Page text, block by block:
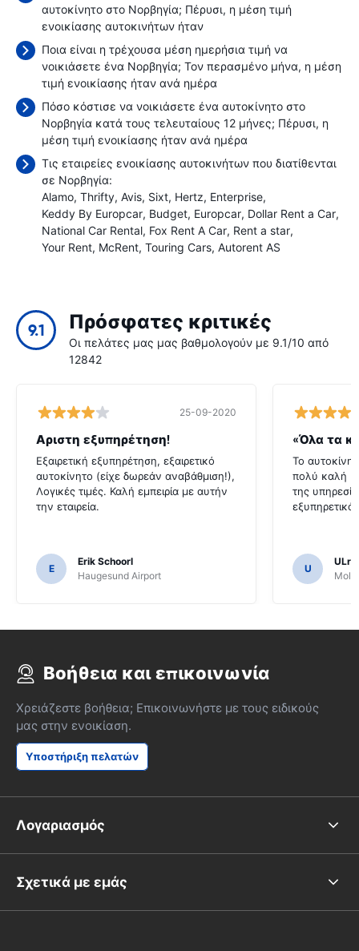
αυτοκίνητο στο Νορβηγία; Πέρυσι, η μέση τιμή
ενοικίασης αυτοκινήτων ήταν
Ποια είναι η τρέχουσα μέση ημερήσια τιμή να
νοικιάσετε ένα Νορβηγία; Τον περασμένο μήνα, η μέση
τιμή ενοικίασης ήταν ανά ημέρα
Πόσο κόστισε να νοικιάσετε ένα αυτοκίνητο στο
Νορβηγία κατά τους τελευταίους 12 μήνες; Πέρυσι, η
μέση τιμή ενοικίασης ήταν ανά ημέρα
Τις εταιρείες ενοικίασης αυτοκινήτων που διατίθενται
σε Νορβηγία:
Alamo Thrifty Avis Sixt Hertz Enterprise
Keddy By Europcar Budget Europcar Dollar Rent a Car
National Car Rental Fox Rent A Car Rent a star
Your Rent McRent Touring Cars Autorent AS
9.1 Πρόσφατες κριτικές
Οι πελάτες μας μας βαθμολογούν με 9.1/10 από
12842
25-09-2020
Αριστη εξυπηρέτηση!
Εξαιρετική εξυπηρέτηση, εξαιρετικό
αυτοκίνητο (είχε δωρεάν αναβάθμιση!),
Λογικές τιμές. Καλή εμπειρία με αυτήν
την εταιρεία.
E
Erik Schoorl
Haugesund Airport
Το
πολύ καλή
της
U
Βοήθεια και επικοινωνία
Χρειάζεστε βοήθεια; Επικοινωνήστε με τους ειδικούς
μας στην ενοικίαση.
Υποστήριξη πελατών
Λογαριασμός
Σχετικά με εμάς